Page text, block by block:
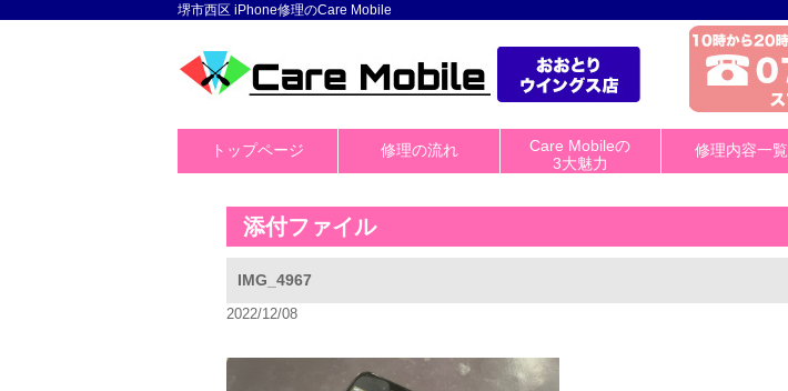
堺市西区 iPhone修理のCare Mobile
トップページ 修理の流れ
Care Mobileの
3大魅力
修理内容一覧
添付ファイル
IMG_4967
2022/12/08